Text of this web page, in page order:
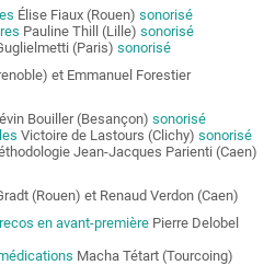
Élise Fiaux (Rouen) sonorisé
Pauline Thill (Lille) sonorisé
(Paris) sonorisé
et Emmanuel Forestier
Bouiller (Besançon) sonorisé
Victoire de Lastours (Clichy) sonorisé
Jean-Jacques Parienti (Caen)
(Rouen) et Renaud Verdon (Caen)
en avant-première Pierre Delobel
Macha Tétart (Tourcoing)